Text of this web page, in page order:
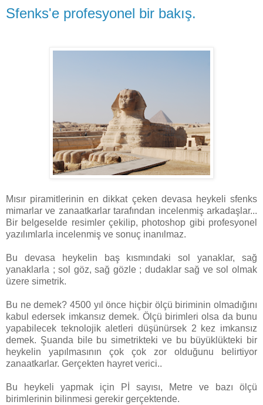
Sfenks'e profesyonel bir bakış.
Mısır piramitlerinin en dikkat çeken devasa heykeli sfenks
mimarlar ve zanaatkarlar tarafından incelenmiş arkadaşlar...
Bir belgeselde resimler çekilip, photoshop gibi profesyonel
yazılımlarla incelenmiş ve sonuç inanılmaz.
Bu devasa heykelin baş kısmındaki sol yanaklar, sağ
yanaklarla ; sol göz, sağ gözle ; dudaklar sağ ve sol olmak
üzere simetrik.
Bu ne demek? 4500 yıl önce hiçbir ölçü biriminin olmadığını
kabul edersek imkansız demek. Ölçü birimleri olsa da bunu
yapabilecek teknolojik aletleri düşünürsek 2 kez imkansız
demek. Şuanda bile bu simetrikteki ve bu büyüklükteki bir
heykelin yapılmasının çok çok zor olduğunu belirtiyor
zanaatkarlar. Gerçekten hayret verici..
Bu heykeli yapmak için Pİ sayısı, Metre ve bazı ölçü
birimlerinin bilinmesi gerekir gerçektende.